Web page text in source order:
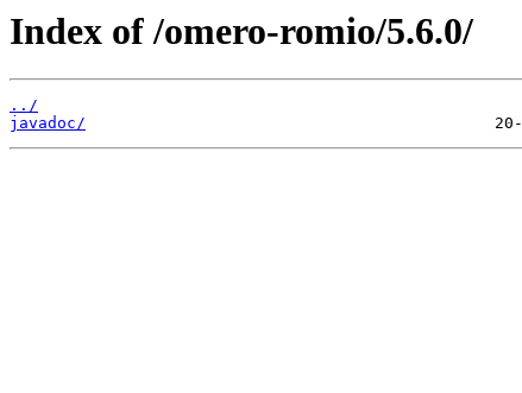
Index of /omero-romio/5.6.0/
../
javadoc/